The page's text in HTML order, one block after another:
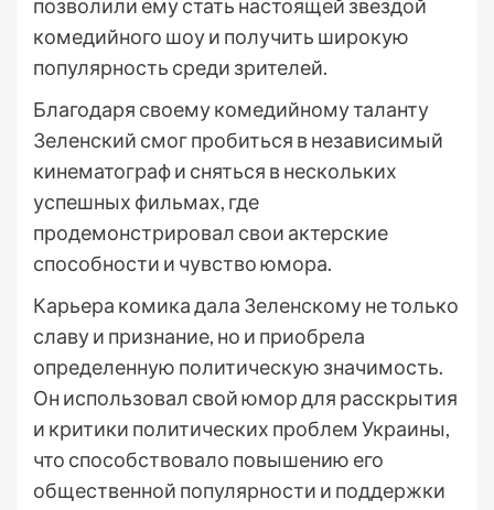
позволили ему стать настоящей звездой
комедийного шоу и получить широкую
популярность среди зрителей.
Благодаря своему комедийному таланту
Зеленский смог пробиться в независимый
кинематограф и сняться в нескольких
успешных фильмах, где
продемонстрировал свои актерские
способности и чувство юмора.
Карьера комика дала Зеленскому не только
славу и признание, но и приобрела
определенную политическую значимость.
Он использовал свой юмор для расскрытия
и критики политических проблем Украины,
что способствовало повышению его
общественной популярности и поддержки